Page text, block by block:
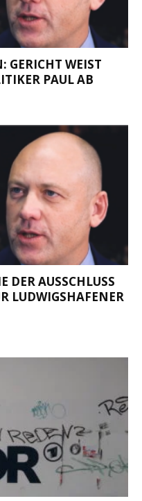
GERICHT WEIST
PAUL AB
DER AUSSCHLUSS
LUDWIGSHAFENER